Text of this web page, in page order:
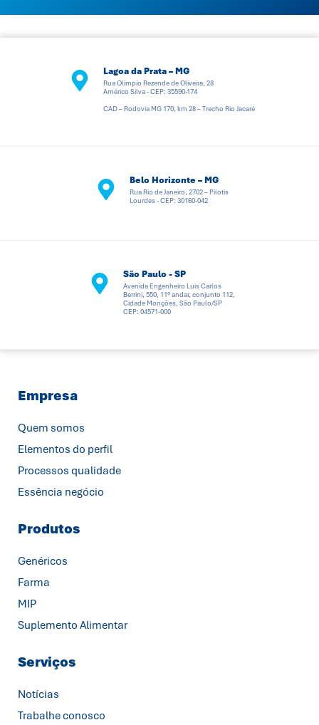
Lagoa da Prata – MG
Rua Olímpio Rezende de Oliveira, 28
Américo Silva - CEP: 35590-174
CAD – Rodovia MG 170, km 28 – Trecho Rio Jacaré
Belo Horizonte – MG
Rua Rio de Janeiro, 2702 – Pilotis
Lourdes - CEP: 30160-042
São Paulo - SP
Avenida Engenheiro Luis Carlos
Berrini, 550, 11º andar, conjunto 112,
Cidade Monções, São Paulo/SP
CEP: 04571-000
Empresa
Quem somos
Elementos do perfil
Processos qualidade
Essência negócio
Produtos
Genéricos
Farma
MIP
Suplemento Alimentar
Serviços
Notícias
Trabalhe conosco